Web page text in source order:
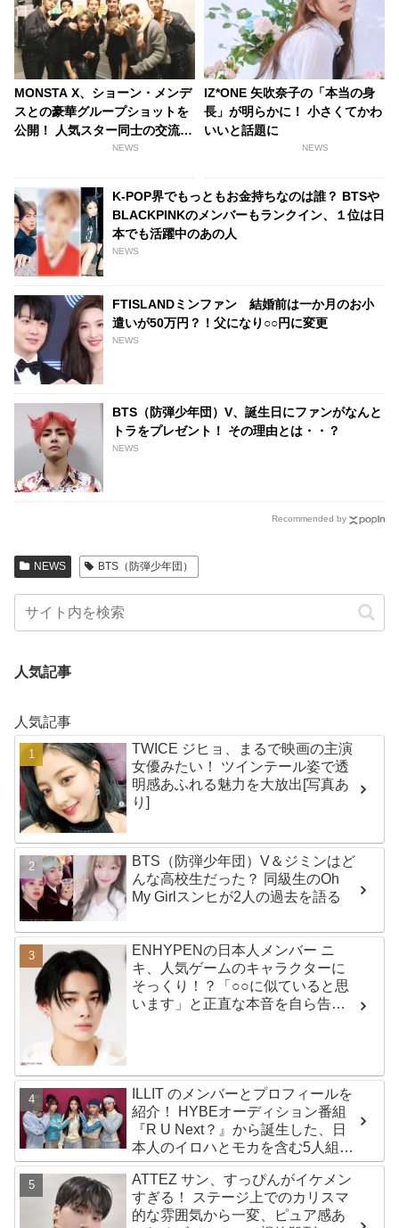
MONSTA X、ショーン・メンデ
スとの豪華グループショットを
公開！ 人気スター同士の交流に
NEWS
IZ*ONE 矢吹奈子の「本当の身
長」が明らかに！ 小さくてかわ
いいと話題に
NEWS
K-POP界でもっともお金持ちなのは誰？ BTSや
BLACKPINKのメンバーもランクイン、１位は日
本でも活躍中のあの人
NEWS
FTISLANDミンファン 結婚前は一か月のお小
遣いが50万円？！父になり○○円に変更
NEWS
BTS（防弾少年団）V、誕生日にファンがなんと
トラをプレゼント！ その理由とは・・？
NEWS
Recommended by
NEWS BTS（防弾少年団）
人気記事
人気記事
TWICE ジヒョ、まるで映画の主演
女優みたい！ ツインテール姿で透
明感あふれる魅力を大放出[写真あ
り]
BTS（防弾少年団）V＆ジミンはど
んな高校生だった？ 同級生のOh
My Girlスンヒが2人の過去を語る
ENHYPENの日本人メンバー ニ
キ、人気ゲームのキャラクターに
そっくり！？「○○に似ていると思
います」と正直な本音を自ら告
ILLIT のメンバーとプロフィールを
紹介！ HYBEオーディション番組
『R U Next？』から誕生した、日
本人のイロハとモカを含む5人組ガ
ールズグループ！ デビュー曲
「Magnetic」がいきなりの大ヒッ
ト
ATTEZ サン、すっぴんがイケメン
すぎる！ ステージ上でのカリスマ
的な雰囲気から一変、ピュア感あ